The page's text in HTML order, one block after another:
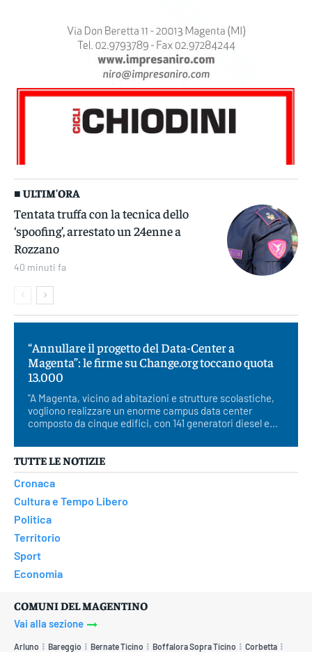
■ ULTIM'ORA
Tentata truffa con la tecnica dello
‘spoofing’, arrestato un 24enne a
Rozzano
40 minuti fa
“Annullare il progetto del Data-Center a
Magenta”: le firme su Change.org toccano quota
13.000
"A Magenta, vicino ad abitazioni e strutture scolastiche,
vogliono realizzare un enorme campus data center
composto da cinque edifici, con 141 generatori diesel e...
TUTTE LE NOTIZIE
Cronaca
Cultura e Tempo Libero
Politica
Territorio
Sport
Economia
COMUNI DEL MAGENTINO
Vai alla sezione
Arluno Bareggio Bernate Ticino Boffalora Sopra Ticino Corbetta